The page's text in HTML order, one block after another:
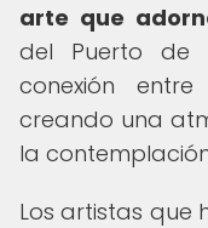
arte que
del Puerto de
conexión
creando una
la
Los artistas que